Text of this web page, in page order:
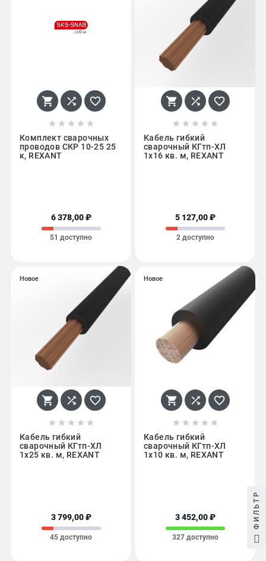
  
    
Комплект сварочных
проводов СКР 10-25 25
к, REXANT
6 378,00 ₽
51 доступно
  
    
Кабель гибкий
сварочный КГтп-ХЛ
1х16 кв. м, REXANT
5 127,00 ₽
2 доступно
Новое
  
    
Кабель гибкий
сварочный КГтп-ХЛ
1х25 кв. м, REXANT
3 799,00 ₽
45 доступно
Новое
  
    
Кабель гибкий
сварочный КГтп-ХЛ
1х10 кв. м, REXANT
3 452,00 ₽
327 доступно
ФИЛЬТР